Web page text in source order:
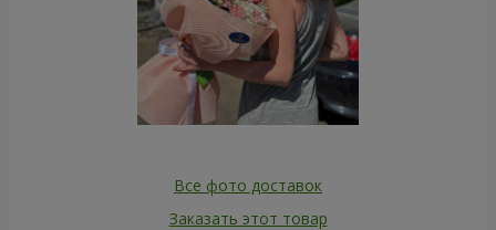
Все фото доставок
Заказать этот товар